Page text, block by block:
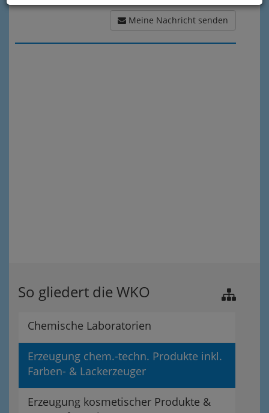
Meine Nachricht senden
So gliedert die WKO
Chemische Laboratorien
Erzeugung chem.-techn. Produkte inkl.
Farben- & Lackerzeuger
Erzeugung kosmetischer Produkte &